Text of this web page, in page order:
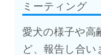
ミーティング
愛犬の様子や高
ど、報告し合